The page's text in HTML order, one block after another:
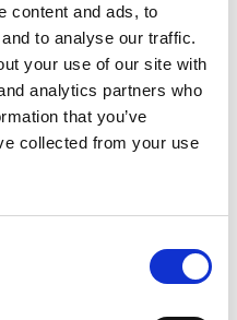
content and ads, to
to analyse our traffic.
your use of our site with
analytics partners who
that you’ve
collected from your use